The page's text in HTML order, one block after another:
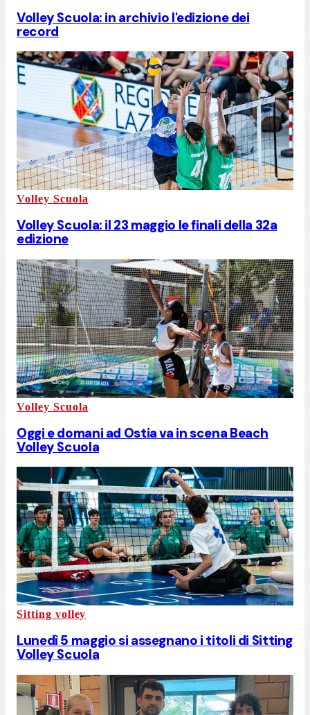
Volley Scuola: in archivio l'edizione dei
record
Volley Scuola
Volley Scuola: il 23 maggio le finali della 32a
edizione
Volley Scuola
Oggi e domani ad Ostia va in scena Beach
Volley Scuola
Sitting volley
Lunedì 5 maggio si assegnano i titoli di Sitting
Volley Scuola